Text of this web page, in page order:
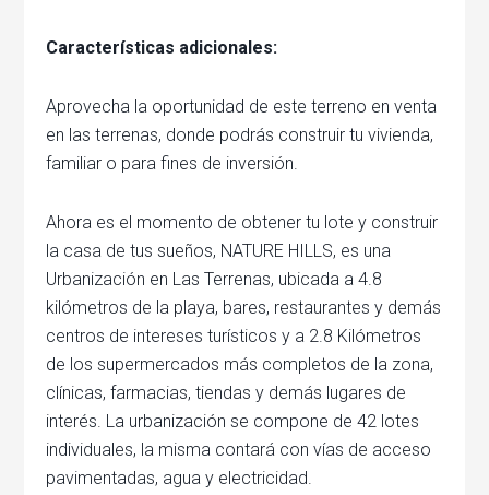
Características adicionales:
Aprovecha la oportunidad de este terreno en venta
en las terrenas, donde podrás construir tu vivienda,
familiar o para fines de inversión.
Ahora es el momento de obtener tu lote y construir
la casa de tus sueños, NATURE HILLS, es una
Urbanización en Las Terrenas, ubicada a 4.8
kilómetros de la playa, bares, restaurantes y demás
centros de intereses turísticos y a 2.8 Kilómetros
de los supermercados más completos de la zona,
clínicas, farmacias, tiendas y demás lugares de
interés. La urbanización se compone de 42 lotes
individuales, la misma contará con vías de acceso
pavimentadas, agua y electricidad.